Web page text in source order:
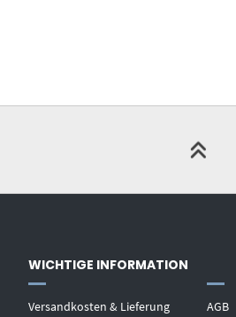
WICHTIGE INFORMATION
Versandkosten & Lieferung
AGB